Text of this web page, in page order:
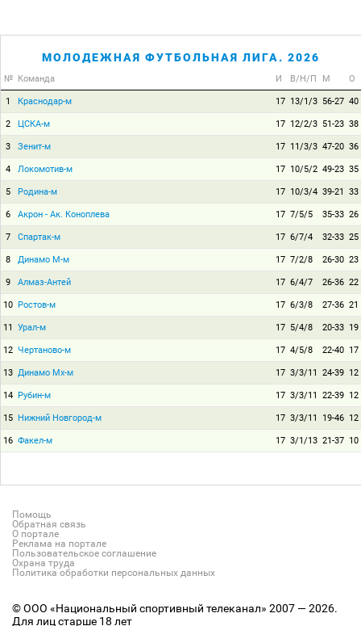
МОЛОДЕЖНАЯ ФУТБОЛЬНАЯ ЛИГА. 2026
№ Команда И В/Н/П М О
1 Краснодар-м 17 13/1/3 56-27 40
2 ЦСКА-м 17 12/2/3 51-23 38
3 Зенит-м 17 11/3/3 47-20 36
4 Локомотив-м 17 10/5/2 49-23 35
5 Родина-м 17 10/3/4 39-21 33
6 Акрон - Ак. Коноплева 17 7/5/5 35-33 26
7 Спартак-м 17 6/7/4 32-33 25
8 Динамо М-м 17 7/2/8 26-30 23
9 Алмаз-Антей 17 6/4/7 26-36 22
10 Ростов-м 17 6/3/8 27-36 21
11 Урал-м 17 5/4/8 20-33 19
12 Чертаново-м 17 4/5/8 22-40 17
13 Динамо Мх-м 17 3/3/11 24-39 12
14 Рубин-м 17 3/3/11 22-39 12
15 Нижний Новгород-м 17 3/3/11 19-46 12
16 Факел-м 17 3/1/13 21-37 10
Помощь
Обратная связь
О портале
Реклама на портале
Пользовательское соглашение
Охрана труда
Политика обработки персональных данных
© ООО «Национальный спортивный телеканал» 2007 — 2026.
Для лиц старше 18 лет